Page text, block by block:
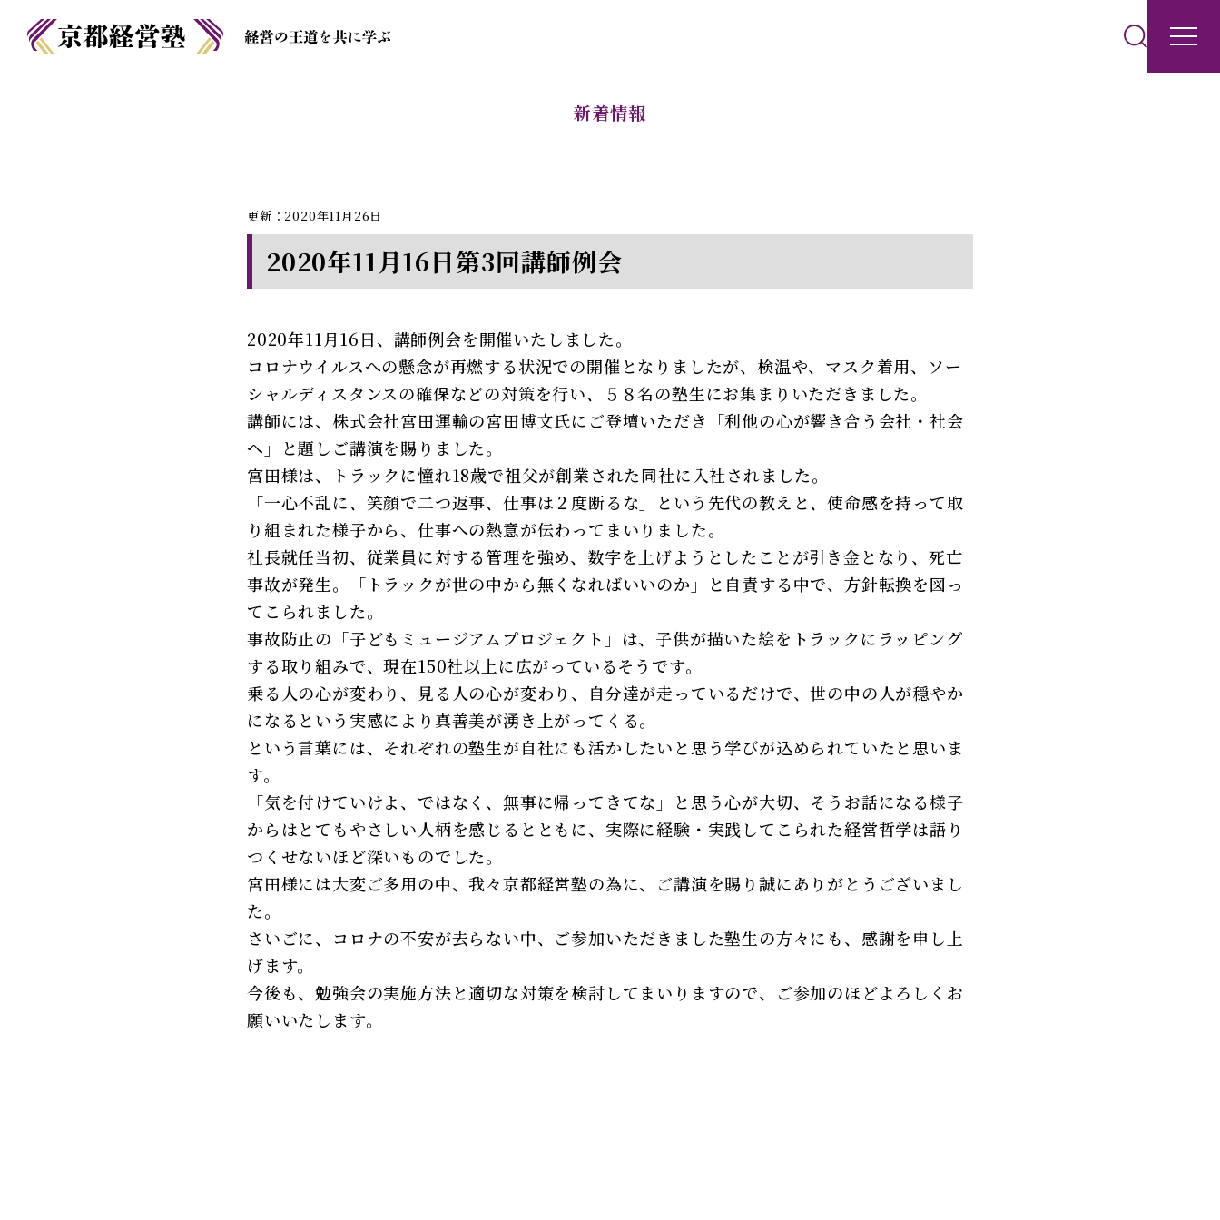
新着情報
更新：2020年11月26日
2020年11月16日第3回講師例会
2020年11月16日、講師例会を開催いたしました。
コロナウイルスへの懸念が再燃する状況での開催となりましたが、検温や、マスク着用、ソー
シャルディスタンスの確保などの対策を行い、５８名の塾生にお集まりいただきました。
講師には、株式会社宮田運輸の宮田博文氏にご登壇いただき「利他の心が響き合う会社・社会
へ」と題しご講演を賜りました。
宮田様は、トラックに憧れ18歳で祖父が創業された同社に入社されました。
「一心不乱に、笑顔で二つ返事、仕事は２度断るな」という先代の教えと、使命感を持って取
り組まれた様子から、仕事への熱意が伝わってまいりました。
社長就任当初、従業員に対する管理を強め、数字を上げようとしたことが引き金となり、死亡
事故が発生。「トラックが世の中から無くなればいいのか」と自責する中で、方針転換を図っ
てこられました。
事故防止の「子どもミュージアムプロジェクト」は、子供が描いた絵をトラックにラッピング
する取り組みで、現在150社以上に広がっているそうです。
乗る人の心が変わり、見る人の心が変わり、自分達が走っているだけで、世の中の人が穏やか
になるという実感により真善美が湧き上がってくる。
という言葉には、それぞれの塾生が自社にも活かしたいと思う学びが込められていたと思いま
す。
「気を付けていけよ、ではなく、無事に帰ってきてな」と思う心が大切、そうお話になる様子
からはとてもやさしい人柄を感じるとともに、実際に経験・実践してこられた経営哲学は語り
つくせないほど深いものでした。
宮田様には大変ご多用の中、我々京都経営塾の為に、ご講演を賜り誠にありがとうございまし
た。
さいごに、コロナの不安が去らない中、ご参加いただきました塾生の方々にも、感謝を申し上
げます。
今後も、勉強会の実施方法と適切な対策を検討してまいりますので、ご参加のほどよろしくお
願いいたします。